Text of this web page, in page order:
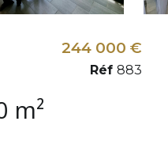
Maison 5 pièce(s) 4 chambre(s) 120 m²
244 000 €
Réf 883